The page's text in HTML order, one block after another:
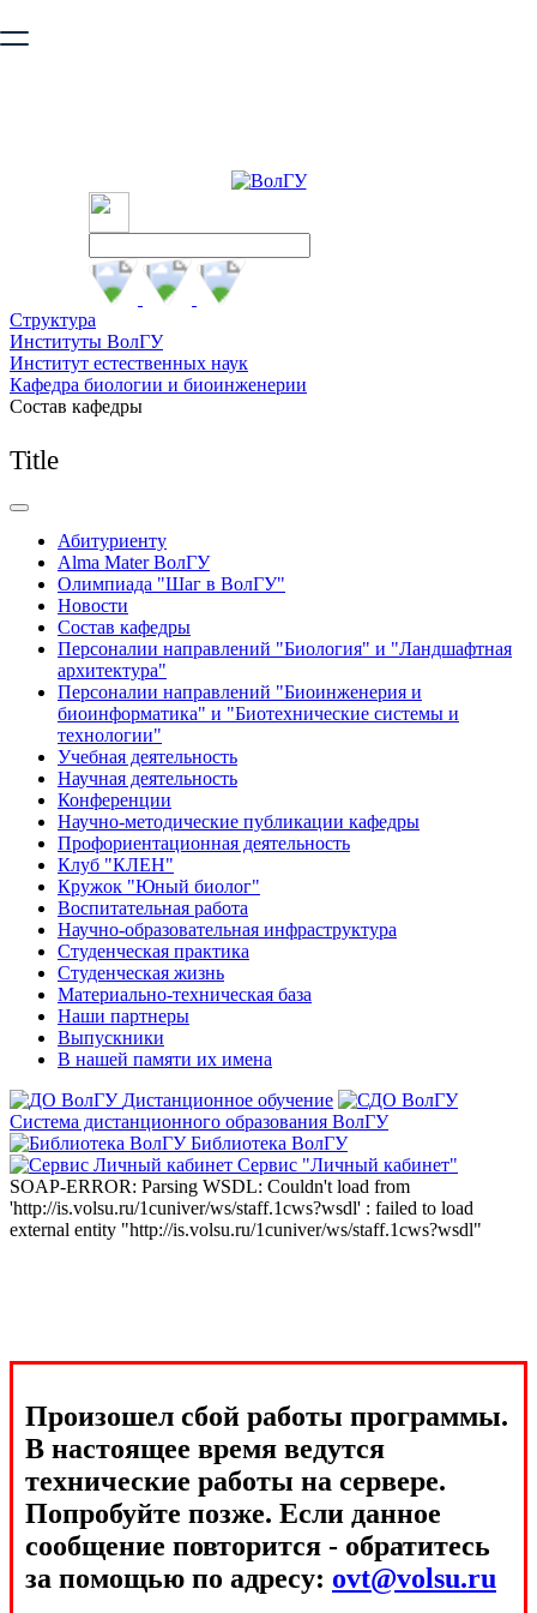
безопасную работу с сайтом. Пожалуйста
Структура
Институты ВолГУ
Институт естественных наук
Кафедра биологии и биоинженерии
Состав кафедры
Title
Абитуриенту
Alma Mater ВолГУ
Олимпиада "Шаг в ВолГУ"
Новости
Состав кафедры
Персоналии направлений "Биология" и "Ландшафтная
архитектура"
Персоналии направлений "Биоинженерия и
биоинформатика" и "Биотехнические системы и
технологии"
Учебная деятельность
Научная деятельность
Конференции
Научно-методические публикации кафедры
Профориентационная деятельность
Клуб "КЛЕН"
Кружок "Юный биолог"
Воспитательная работа
Научно-образовательная инфраструктура
Студенческая практика
Студенческая жизнь
Материально-техническая база
Наши партнеры
Выпускники
В нашей памяти их имена
Дистанционное обучение
Система дистанционного образования ВолГУ
Библиотека ВолГУ
Сервис "Личный кабинет"
SOAP-ERROR: Parsing WSDL: Couldn't load from
'http://is.volsu.ru/1cuniver/ws/staff.1cws?wsdl' : failed to load
external entity "http://is.volsu.ru/1cuniver/ws/staff.1cws?wsdl"
Произошел сбой работы программы.
В настоящее время ведутся
технические работы на сервере.
Попробуйте позже. Если данное
сообщение повторится - обратитесь
за помощью по адресу: ovt@volsu.ru